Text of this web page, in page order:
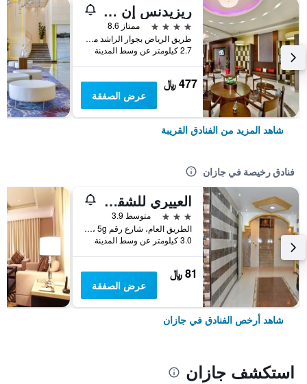
ريزيدنس إن باي ماريوت جازان
4 نجوم
ممتاز 8.6
طريق الرياض بجوار الراشد مول, جازان, المملكة العربية السعودية
2.7 كيلومتر عن وسط المدينة
477 ﷼
عرض الصفقة
شاهد المزيد من الفنادق القريبة
فنادق رخيصة في جازان
العييري للشقق المفروشة جازان 1
3 نجوم
متوسط 3.9
الطريق العام، شارع رقم 5g ، جيزان, المملكة العربية السعودية, جازان, المملكة العربية السعودية
3.0 كيلومتر عن وسط المدينة
81 ﷼
عرض الصفقة
شاهد أرخص الفنادق في جازان
استكشف جازان